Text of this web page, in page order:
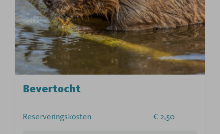
Bevertocht
Reserveringskosten 2,50